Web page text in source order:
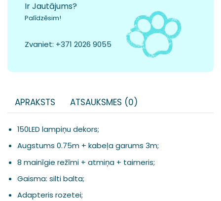
Ir Jautājums?
Palīdzēsim!
Zvaniet: +371 2026 9055
APRAKSTS ATSAUKSMES (0)
150LED lampiņu dekors;
Augstums 0.75m + kabeļa garums 3m;
8 mainīgie režīmi + atmiņa + taimeris;
Gaisma: silti balta;
Adapteris rozetei;